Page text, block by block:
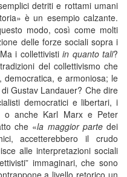
detriti e rottami umani
è un esempio calzante.
modo, così come molti
delle forze sociali sopra i
i collettivisti in quanto tali?
del collettivismo che
democratica, e armoniosa; le
Gustav Landauer? Che dire
democratici e libertari, i
o anche Karl Marx e Peter
che «la maggior partedei
accetterebbero il crudo
alle interpretazioni sociali
immaginari, che sono